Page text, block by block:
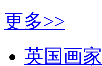
更多>>
英国画家